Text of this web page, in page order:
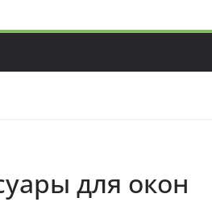
для окон